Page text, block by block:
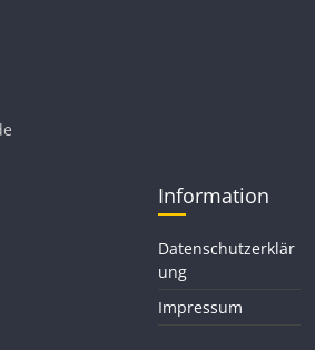
Information
Datenschutzerklär
ung
Impressum